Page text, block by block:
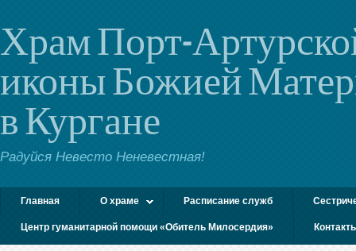
Храм Порт-
иконы Божией
в Кургане
Радуйся Невесто Неневестная!
Главная О храме Расписание служб
Центр гуманитарной помощи «Обитель Милосердия»